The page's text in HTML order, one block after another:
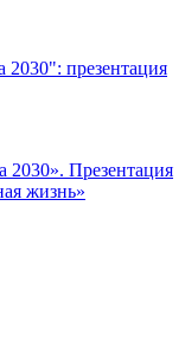
2030": презентация
2030». Презентация
жизнь»